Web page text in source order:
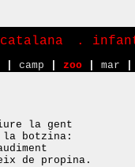
.
camp zoo mar
la gent
la botzina:
de propina.